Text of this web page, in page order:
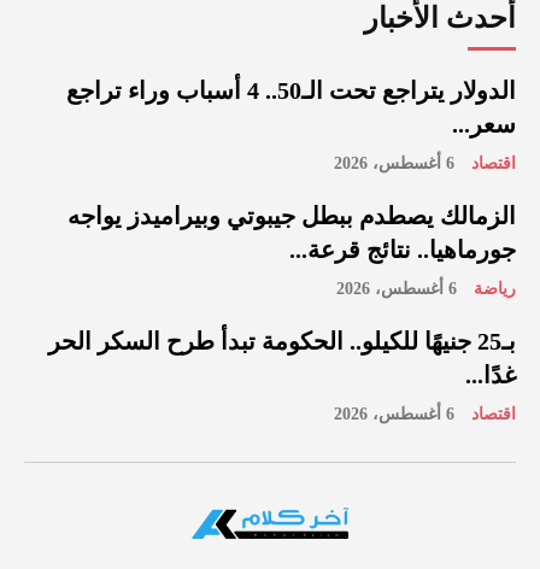
أحدث الأخبار
الدولار يتراجع تحت الـ50.. 4 أسباب وراء تراجع
سعر...
اقتصاد 6 أغسطس، 2026
الزمالك يصطدم ببطل جيبوتي وبيراميدز يواجه
جورماهيا.. نتائج قرعة...
رياضة 6 أغسطس، 2026
بـ25 جنيهًا للكيلو.. الحكومة تبدأ طرح السكر الحر
غدًا...
اقتصاد 6 أغسطس، 2026